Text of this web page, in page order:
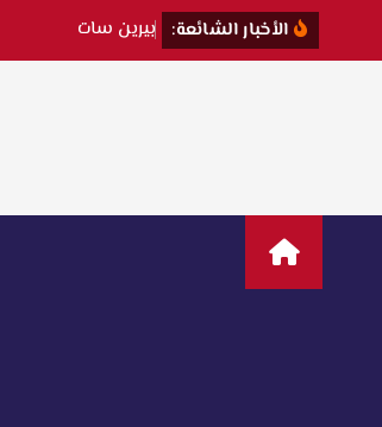
ل
و
الأخبار الشائعة: بيرين سات